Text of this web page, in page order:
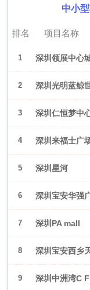
中小
排名 项目名称
1 深圳领展中心
2 深圳光明蓝鲸
3 深圳仁恒梦中
4 深圳来福士广
5 深圳星河
6 深圳宝安华强
7 深圳PA mall
8 深圳宝安西乡
9 深圳中洲湾C